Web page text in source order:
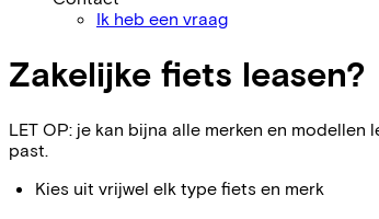
Ik heb een vraag
Zakelijke fiets leasen?
LET OP: je kan bijna alle merken en
past.
Kies uit vrijwel elk type fiets en merk